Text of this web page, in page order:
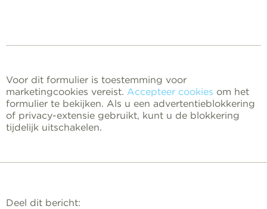
Voor dit formulier is toestemming voor
marketingcookies vereist. Accepteer cookies om het
formulier te bekijken. Als u een advertentieblokkering
of privacy-extensie gebruikt, kunt u de blokkering
tijdelijk uitschakelen.
Deel dit bericht: